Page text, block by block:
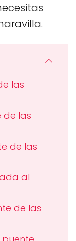
las
de las
de las
al
de las